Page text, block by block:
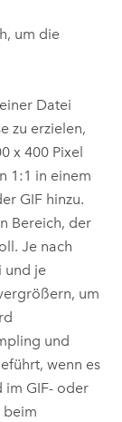
um die
Datei
zu erzielen,
x 400 Pixel
1:1 in einem
GIF hinzu.
Bereich, der
Je nach
und je
um
und
wenn es
im GIF- oder
beim